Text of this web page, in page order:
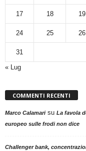
17 18 19
24 25 26
31
« Lug
COMMENTI RECENTI
Marco Calamarisu La favola
europeo sulle frodi non dice
Challenger bank,